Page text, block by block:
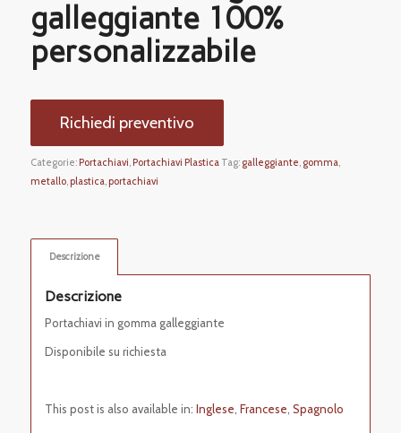
galleggiante 100%
personalizzabile
Richiedi preventivo
Categorie: Portachiavi, Portachiavi Plastica Tag: galleggiante, gomma,
metallo, plastica, portachiavi
Descrizione
Descrizione
Portachiavi in gomma galleggiante
Disponibile su richiesta
This post is also available in: Inglese Francese Spagnolo